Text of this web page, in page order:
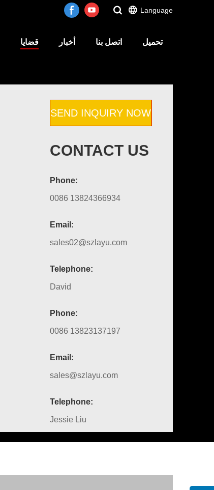
Language
قضايا أخبار اتصل بنا تحميل
SEND INQUIRY NOW
CONTACT US
Phone:
0086 13824366934
Email:
sales02@szlayu.com
Telephone:
David
Phone:
0086 13823137197
Email:
sales@szlayu.com
Telephone:
Jessie Liu